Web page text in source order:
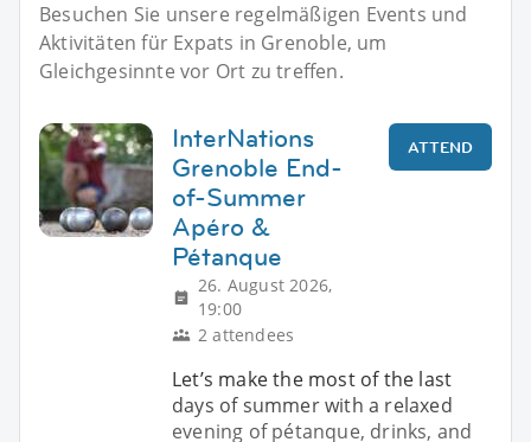
Besuchen Sie unsere regelmäßigen Events und
Aktivitäten für Expats in Grenoble, um
Gleichgesinnte vor Ort zu treffen.
InterNations
Grenoble End-
of-Summer
Apéro &
Pétanque
26. August 2026,
19:00
2 attendees
ATTEND
Let’s make the most of the last
days of summer with a relaxed
evening of pétanque, drinks, and